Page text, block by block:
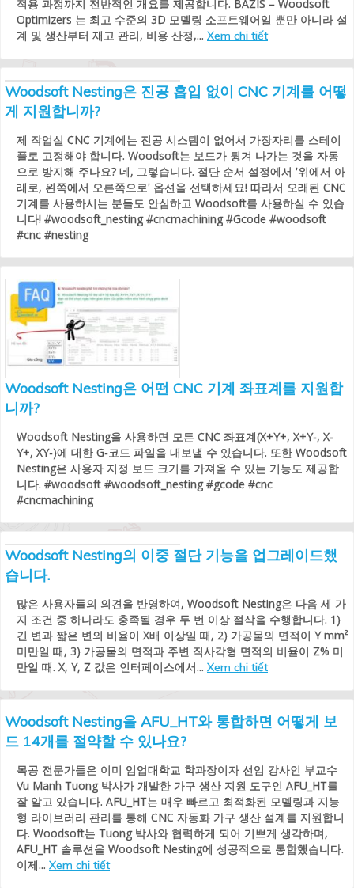
적용 과정까지 전반적인 개요를 제공합니다. BAZIS – Woodsoft
Optimizers 는 최고 수준의 3D 모델링 소프트웨어일 뿐만 아니라 설
계 및 생산부터 재고 관리, 비용 산정,... Xem chi tiết
Woodsoft Nesting은 진공 흡입 없이 CNC 기계를 어떻
게 지원합니까?
제 작업실 CNC 기계에는 진공 시스템이 없어서 가장자리를 스테이
플로 고정해야 합니다. Woodsoft는 보드가 튕겨 나가는 것을 자동
으로 방지해 주나요? 네, 그렇습니다. 절단 순서 설정에서 '위에서 아
래로, 왼쪽에서 오른쪽으로' 옵션을 선택하세요! 따라서 오래된 CNC
기계를 사용하시는 분들도 안심하고 Woodsoft를 사용하실 수 있습
니다! #woodsoft_nesting #cncmachining #Gcode #woodsoft
#cnc #nesting
Woodsoft Nesting은 어떤 CNC 기계 좌표계를 지원합
니까?
Woodsoft Nesting을 사용하면 모든 CNC 좌표계(X+Y+, X+Y-, X-
Y+, XY-)에 대한 G-코드 파일을 내보낼 수 있습니다. 또한 Woodsoft
Nesting은 사용자 지정 보드 크기를 가져올 수 있는 기능도 제공합
니다. #woodsoft #woodsoft_nesting #gcode #cnc
#cncmachining
Woodsoft Nesting의 이중 절단 기능을 업그레이드했
습니다.
많은 사용자들의 의견을 반영하여, Woodsoft Nesting은 다음 세 가
지 조건 중 하나라도 충족될 경우 두 번 이상 절삭을 수행합니다. 1)
긴 변과 짧은 변의 비율이 X배 이상일 때, 2) 가공물의 면적이 Y mm²
미만일 때, 3) 가공물의 면적과 주변 직사각형 면적의 비율이 Z% 미
만일 때. X, Y, Z 값은 인터페이스에서... Xem chi tiết
Woodsoft Nesting을 AFU_HT와 통합하면 어떻게 보
드 14개를 절약할 수 있나요?
목공 전문가들은 이미 임업대학교 학과장이자 선임 강사인 부교수
Vu Manh Tuong 박사가 개발한 가구 생산 지원 도구인 AFU_HT를
잘 알고 있습니다. AFU_HT는 매우 빠르고 최적화된 모델링과 지능
형 라이브러리 관리를 통해 CNC 자동화 가구 생산 설계를 지원합니
다. Woodsoft는 Tuong 박사와 협력하게 되어 기쁘게 생각하며,
AFU_HT 솔루션을 Woodsoft Nesting에 성공적으로 통합했습니다.
이제... Xem chi tiết